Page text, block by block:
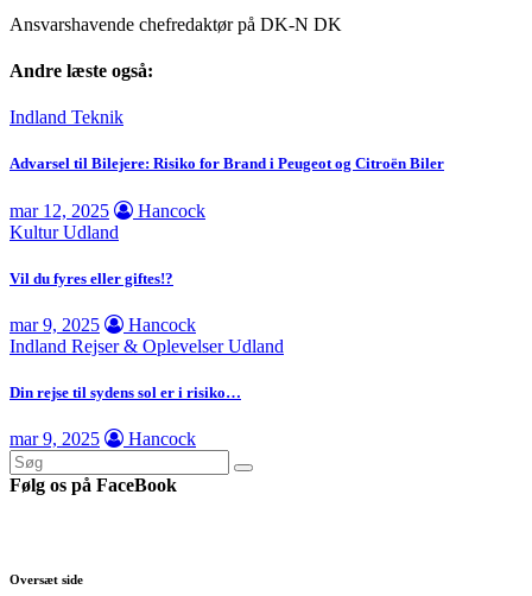
Ansvarshavende chefredaktør på DK-N DK
Andre læste også:
Indland Teknik
Advarsel til Bilejere: Risiko for Brand i Peugeot og Citroën Biler
mar 12, 2025
Hancock
KulturUdland
Vil du fyres eller giftes!?
mar 9, 2025
Hancock
Indland Rejser & OplevelserUdland
Din rejse til sydens sol er i risiko…
mar 9, 2025 Hancock
Følg os på FaceBook
Oversæt side